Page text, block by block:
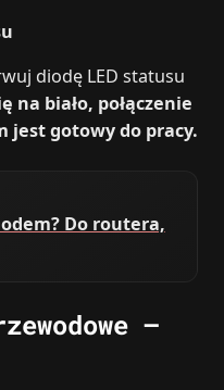
diodę LED statusu
na biało, połączenie
jest gotowy do pracy.
Do routera,
–